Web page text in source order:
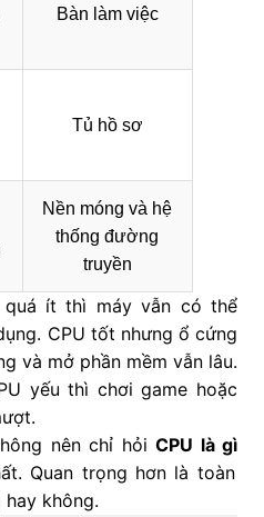
Bàn làm việc
Tủ hồ sơ
Nền móng và hệ
thống đường
truyền
quá ít thì máy vẫn có thể
CPU tốt nhưng ổ cứng
và mở phần mềm vẫn lâu.
yếu thì chơi game hoặc
nên chỉ hỏiCPU là gì
Quan trọng hơn là toàn
không.